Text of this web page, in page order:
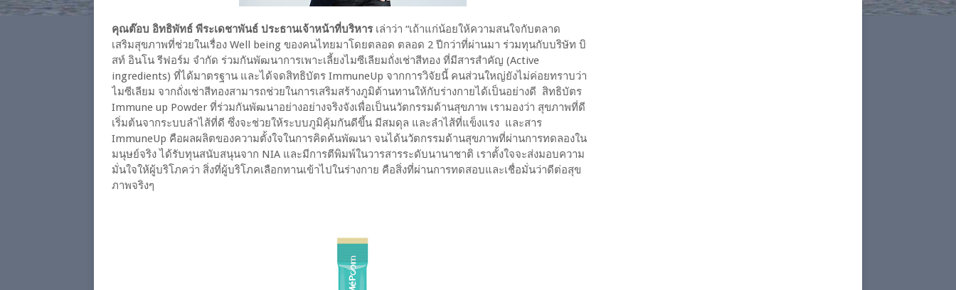
คุณต๊อบ อิทธิพัทธ์ พีระเดชาพันธ์ ประธานเจ้าหน้าที่บริหารเล่าว่า “เถ้าแก่น้อยให้ความสนใจกับตลาด
เสริมสุขภาพที่ช่วยในเรื่อง Well being ของคนไทยมาโดยตลอด ตลอด 2 ปีกว่าที่ผ่านมา ร่วมทุนกับบริษัท บิ
สท์ อินโน รีฟอร์ม จํากัด ร่วมกันพัฒนาการเพาะเลี้ยงไมซีเลียมถั่งเช่าสีทอง ที่มีสารสำคัญ (Active
ingredients) ที่ได้มาตรฐาน และได้จดสิทธิบัตร ImmuneUp จากการวิจัยนี้ คนส่วนใหญ่ยังไม่ค่อยทราบว่า
ไมซีเลียม จากถั่งเช่าสีทองสามารถช่วยในการเสริมสร้างภูมิต้านทานให้กับร่างกายได้เป็นอย่างดี สิทธิบัตร
Immune up Powder ที่ร่วมกันพัฒนาอย่างอย่างจริงจังเพื่อเป็นนวัตกรรมด้านสุขภาพ เรามองว่า สุขภาพที่ดี
เริ่มต้นจากระบบลำไส้ที่ดี ซึ่งจะช่วยให้ระบบภูมิคุ้มกันดีขึ้น มีสมดุล และลำไส้ที่แข็งแรง และสาร
ImmuneUp คือผลผลิตของความตั้งใจในการคิดค้นพัฒนา จนได้นวัตกรรมด้านสุขภาพที่ผ่านการทดลองใน
มนุษย์จริง ได้รับทุนสนับสนุนจาก NIA และมีการตีพิมพ์ในวารสารระดับนานาชาติ เราตั้งใจจะส่งมอบความ
มั่นใจให้ผู้บริโภคว่า สิ่งที่ผู้บริโภคเลือกทานเข้าไปในร่างกาย คือสิ่งที่ผ่านการทดสอบและเชื่อมั่นว่าดีต่อสุข
ภาพจริงๆ